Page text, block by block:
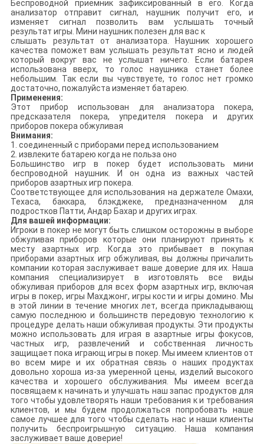
Беспроводной приемник зафиксированный в его. Когда
анализатор отправит сигнал, наушник получит его, и
изменяет сигнал позволить вам услышать точный
результат игры. Мини наушник полезен для вас к
слышать результат от анализатора. Наушник хорошего
качества поможет вам услышать результат ясно и людей
который вокруг вас не услышат ничего. Если батарея
использована вверх, то голос наушника станет более
небольшим. Так если вы чувствуете, то голос нет громко
достаточно, пожалуйста изменяет батарею.
Применения:
Этот прибор использован для анализатора покера,
предсказателя покера, упредителя покера и других
приборов покера обжуливая
Внимания:
1. соединенный с приборами перед использованием
2. извлеките батарею когда не польза оно
Большинство игр в покер будет использовать мини
беспроводной наушник. И он одна из важных частей
приборов азартных игр покера.
Соответствующее для использования на держателе Омахи,
Техаса, баккара, блэкджеке, предназначенном для
подростков Патти, Андар Бахар и других играх.
Для вашей информации:
Игроки в покер не могут быть слишком осторожны в выборе
обжуливая приборов которые они планируют принять к
месту азартных игр. Когда это прибывает в покупая
приборами азартных игр обжуливая, вы должны причалить
компании которая заслуживает ваше доверие для их. Наша
компания специализирует в изготовлять все виды
обжуливая приборов для всех форм азартных игр, включая
игры в покер, игры Махджонг, игры кости и игры домино. Мы
в этой линии в течение многих лет, всегда прикладывающ
самую последнюю и большинств передовую технологию к
процедуре делать наши обжуливая продукты. Эти продукты
можно использовать для играя в азартные игры фокусов,
частных игр, развлечений и собственная личность
защищает пока играющ игры в покер. Мы имеем клиентов от
во всем мире и их обратная связь о наших продуктах
довольно хороша из-за умеренной цены, изделий высокого
качества и хорошего обслуживания. Мы имеем всегда
посвящаем к начинать и улучшать наш запас продуктов для
того чтобы удовлетворять наши требования к и требования
клиентов, и мы будем продолжаться попробовать наше
самое лучшее для того чтобы сделать нас и наши клиенты
получить беспроигрышную ситуацию. Наша компания
заслуживает ваше доверие!